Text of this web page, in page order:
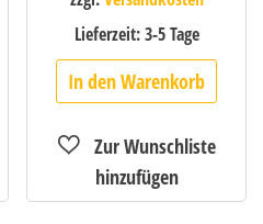
Lieferzeit:3-5 Tage
In den Warenkorb